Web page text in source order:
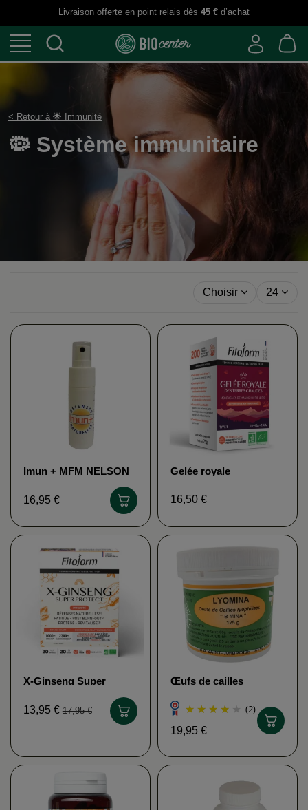
Livraison offerte en point relais dès 45 € d’achat
< Retour à 🌟 Immunité
🦠 Système
Choisir 24
Imun + MFM NELSON
16,95 €
Gelée royale
16,50 €
X-Ginseng Super
13,95 €17,95 €
Œufs de cailles
LABORATOIRE SAINT
AMBROISE
(2)
19,95 €